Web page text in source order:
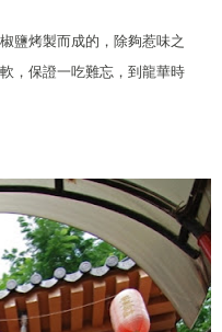
鹽烤製而成的，除夠惹味之
，保證一吃難忘，到龍華時